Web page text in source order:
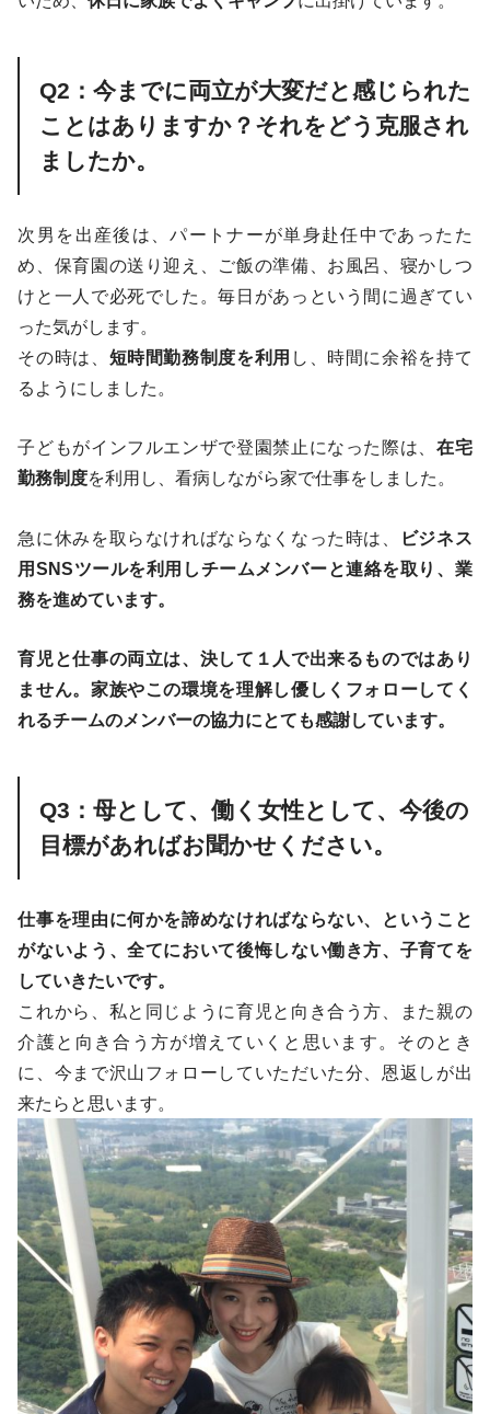
Q2：今までに両立が大変だと感じられた
ことはありますか？それをどう克服され
ましたか。
次男を出産後は、パートナーが単身赴任中であったた
め、保育園の送り迎え、ご飯の準備、お風呂、寝かしつ
けと一人で必死でした。毎日があっという間に過ぎてい
った気がします。
その時は、 短時間勤務制度を利用 し、時間に余裕を持て
るようにしました。
子どもがインフルエンザで登園禁止になった際は、 在宅
勤務制度を利用し、看病しながら家で仕事をしました。
急に休みを取らなければならなくなった時は、
ビジネス
用SNSツールを利用しチームメンバーと連絡を取り、業
務を進めています。
育児と仕事の両立は、決して１人で出来るものではあり
ません。家族やこの環境を理解し優しくフォローしてく
れるチームのメンバーの協力にとても感謝しています。
Q3：母として、働く女性として、今後の
目標があればお聞かせください。
仕事を理由に何かを諦めなければならない、ということ
がないよう、全てにおいて後悔しない働き方、子育てを
していきたいです。
これから、私と同じように育児と向き合う方、また親の
介護と向き合う方が増えていくと思います。そのとき
に、今まで沢山フォローしていただいた分、恩返しが出
来たらと思います。